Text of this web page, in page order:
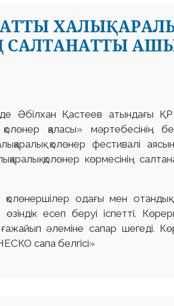
САЛТАНАТТЫ
Әбілхан Қастеев атындағы
қаласы» мәртебесінің
қолөнер фестивалі
қолөнер көрмесінің
қолөнершілер одағы мен
есеп беруі іспетті.
әлеміне сапар шегеді.
сапа белгісі»